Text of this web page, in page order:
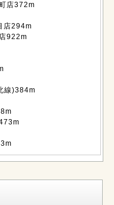
店372m
店294m
922m
線)384m